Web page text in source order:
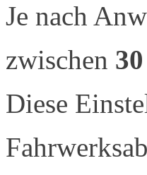
Je nach
zwischen
Diese